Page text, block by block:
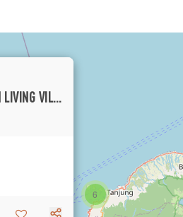
6
BEAUTIFUL TWO BEDROOMS OPEN LIVING VILLA SITUATED IN PRIME OF BERAWA AREA